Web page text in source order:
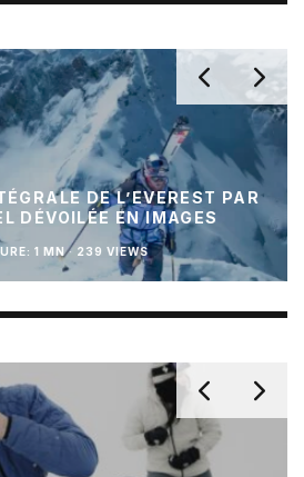
DE L’EVEREST PAR
DÉVOILÉE EN IMAGES
1 MN · 239 VIEWS